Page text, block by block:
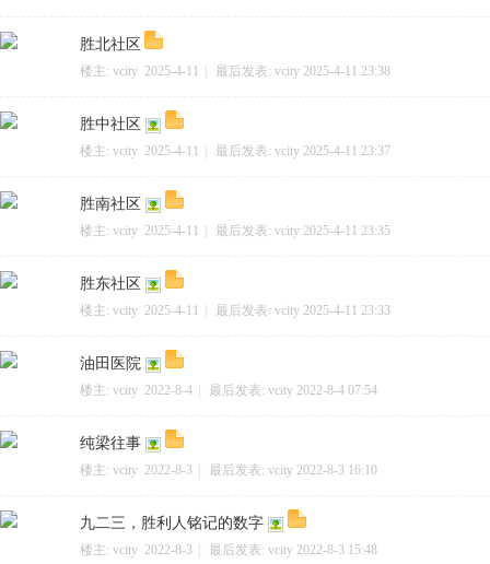
胜北社区
楼主: vcity 2025-4-11 最后发表: vcity 2025-4-11 23:38
胜中社区
楼主: vcity 2025-4-11 最后发表: vcity 2025-4-11 23:37
胜南社区
楼主: vcity 2025-4-11 最后发表: vcity 2025-4-11 23:35
胜东社区
楼主: vcity 2025-4-11 最后发表: vcity 2025-4-11 23:33
油田医院
楼主: vcity 2022-8-4 最后发表: vcity 2022-8-4 07:54
纯梁往事
楼主: vcity 2022-8-3 最后发表: vcity 2022-8-3 16:10
九二三，胜利人铭记的数字
楼主: vcity 2022-8-3 最后发表: vcity 2022-8-3 15:48